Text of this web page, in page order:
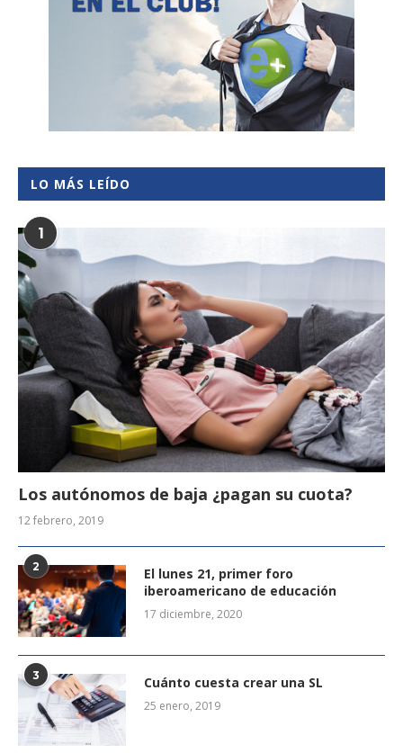
LO MÁS LEÍDO
1
Los autónomos de baja ¿pagan su cuota?
12 febrero, 2019
2
El lunes 21, primer foro
iberoamericano de educación
17 diciembre, 2020
3 Cuánto cuesta crear una SL
25 enero, 2019